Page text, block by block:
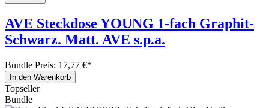
AVE Steckdose YOUNG 1-fach Graphit-
Schwarz. Matt. AVE s.p.a.
Bundle Preis: 17,77 €*
In den Warenkorb
Topseller
Bundle